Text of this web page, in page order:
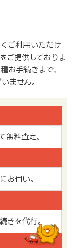
ご利用いただけ
ご提供しておりま
お手続きまで、
ません。
無料査定。
お伺い。
きを代行。